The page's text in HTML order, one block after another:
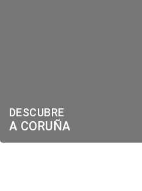
DESCUBRE
A CORUÑA